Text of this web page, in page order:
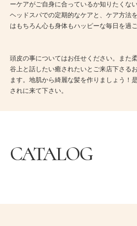
ーケアがご自身に合っているか知りたくな
ヘッドスパでの定期的なケアと、ケア方法
はもちろん心も身体もハッピーな毎日を過
頭皮の事についてはお任せください。また
谷上と話したい癒されたいとご来店下さる
ます。地肌から綺麗な髪を作りましょう！
されに来て下さい。
CATALOG